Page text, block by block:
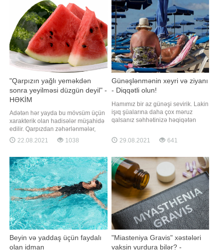
"Pfizer"in effektivliyi bir qədər aşağı
oxuculara 5 sadə addımdan
başlamağı məsləhət görür.
Elementar görsənsələr də, bu
qaydalar
"Qarpızın yağlı yeməkdən
sonra yeyilməsi düzgün deyil" -
HƏKİM
Adətən hər yayda bu mövsüm üçün
xarakterik olan hadisələr müşahidə
edilir. Qarpızdan zəhərlənmələr,
ilan, həşərat sancmaları və sair. Bu
il də bədbəxt hadisələrsiz ötüşmədi.
məlumatlarda bu vaxta kimi qarpızla
bağlı zəhərlənmə hallarının
olmadığı iddia edilir. Yayın ən çox
sərinləşdiric
22.08.2021 1038
Günəşlənmənin xeyri və ziyanı
- Diqqətli olun!
Hamımız bir az günəşi sevirik. Lakin
işıq şüalarına daha çox məruz
qalsanız səhhətinizə həqiqətən
şüaları bədənimizə dəydiyində D
vitamininə çevrilir. Bu güclü
əhəmiyyətlidir. Ekzema və sızanaq
problemləri olanlar günəşdən
faydalanırlar
29.08.2021 641
Beyin və yaddaş üçün faydalı
olan idman
"Miasteniya Gravis" xəstələri
vaksin vurdura bilər? -